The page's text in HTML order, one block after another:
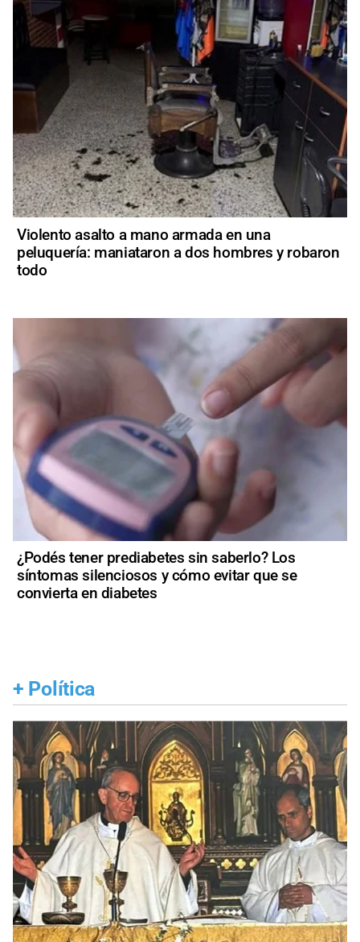
Violento asalto a mano armada en una
peluquería: maniataron a dos hombres y robaron
todo
¿Podés tener prediabetes sin saberlo? Los
síntomas silenciosos y cómo evitar que se
convierta en diabetes
+ Política